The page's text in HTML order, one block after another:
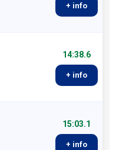
+ info
14:38.6
+ info
15:03.1
+ info